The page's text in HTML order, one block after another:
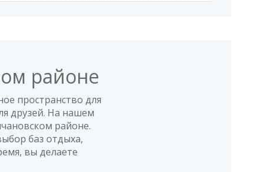
уровень. Только сразу готовьтесь,
пирамиде приезжают... ну, разные люди,
но бывают очень приставучие
чего собирать выдержку в кулак и
вокруг, рыбка клюет охотно, персонал базы
районе
пространство для
друзей. На нашем
районе.
баз отдыха,
вы делаете